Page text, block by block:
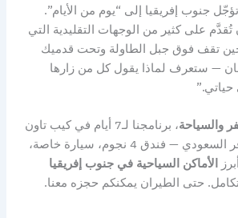
جنوب إفريقيا إلى “يوم من الأيام”.
على كثير من الوجهات التقليدية التي
تقف فوق جبل الطاولة وتحت قدميك
— ستعرف لماذا يقول كل من زارها
والسياحة
، برنامجنا لـ7 أيام في كيب تاون
مصمم بعناية للمسافر السعودي — فندق 4 نجوم، سيارة خاصة،
الأماكن السياحية في جنوب إفريقيا
حتى الطيران يمكنكم حجزه معنا.